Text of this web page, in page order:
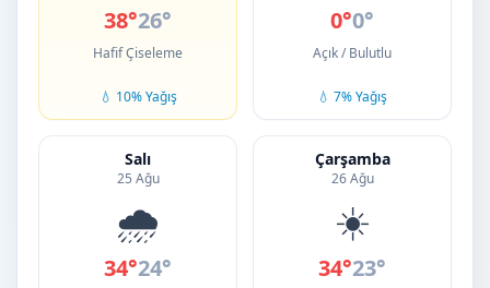
38°26°
Hafif Çiseleme
💧 10% Yağış
0°0°
Açık / Bulutlu
💧 7% Yağış
Salı
25 Ağu
🌧️
34°24°
Çarşamba
26 Ağu
☀️
34°23°